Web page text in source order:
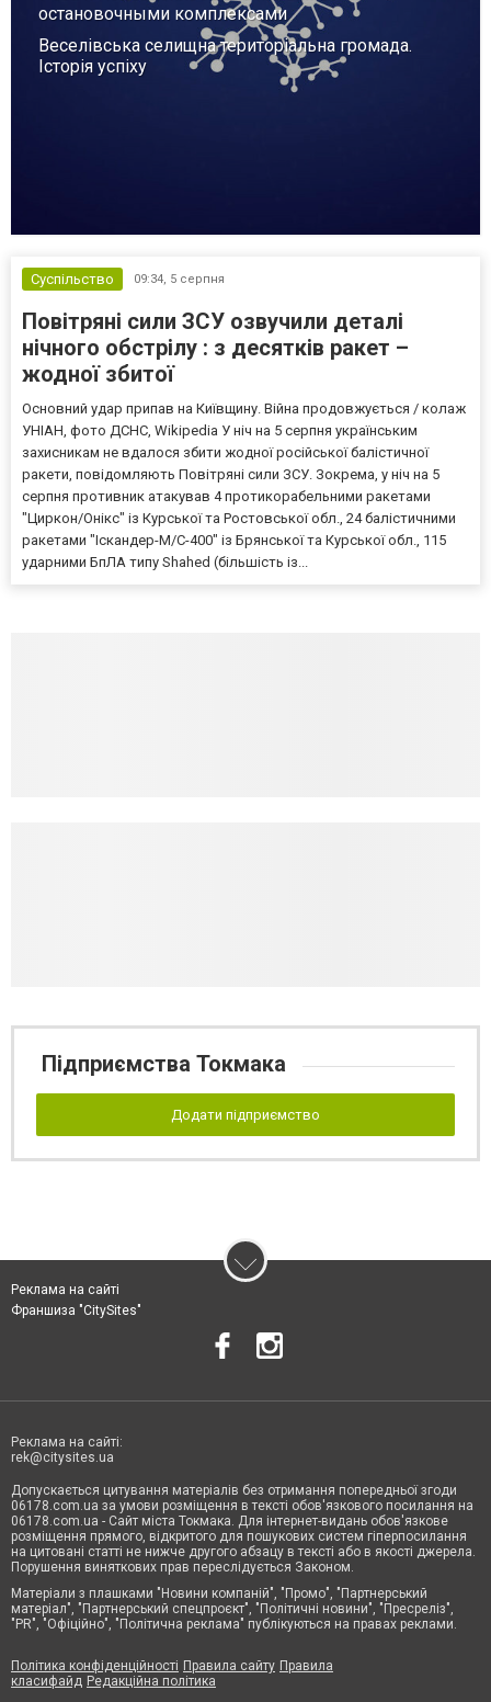
остановочными комплексами
Веселівська селищна територіальна громада.
Історія успіху
Суспільство 09:34, 5 серпня
Повітряні сили ЗСУ озвучили деталі
нічного обстрілу : з десятків ракет –
жодної збитої
Основний удар припав на Київщину. Війна продовжується / колаж
УНІАН, фото ДСНС, Wikipedia У ніч на 5 серпня українським
захисникам не вдалося збити жодної російської балістичної
ракети, повідомляють Повітряні сили ЗСУ. Зокрема, у ніч на 5
серпня противник атакував 4 протикорабельними ракетами
"Циркон/Онікс" із Курської та Ростовської обл., 24 балістичними
ракетами "Іскандер-М/С-400" із Брянської та Курської обл., 115
ударними БпЛА типу Shahed (більшість із...
Підприємства Токмака
Додати підприємство
Реклама на сайті
Франшиза "CitySites"
Реклама на сайті:
rek@citysites.ua
Допускається цитування матеріалів без отримання попередньої згоди
06178.com.ua за умови розміщення в тексті обов'язкового посилання на
06178.com.ua - Сайт міста Токмака. Для інтернет-видань обов'язкове
розміщення прямого, відкритого для пошукових систем гіперпосилання
на цитовані статті не нижче другого абзацу в тексті або в якості джерела.
Порушення виняткових прав переслідується Законом.
Матеріали з плашками "Новини компаній", "Промо", "Партнерський
матеріал", "Партнерський спецпроєкт", "Політичні новини", "Пресреліз",
"PR", "Офіційно", "Політична реклама" публікуються на правах реклами.
Політика конфіденційності Правила сайту Правила
класифайд Редакційна політика